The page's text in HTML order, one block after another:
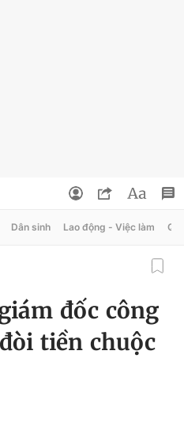
Dân sinh Lao động - Việc làm
đốc công
tiền chuộc